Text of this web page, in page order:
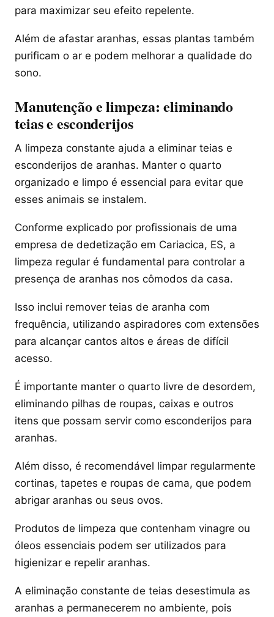
para maximizar seu efeito repelente.
Além de afastar aranhas, essas plantas também
purificam o ar e podem melhorar a qualidade do
sono.
Manutenção e limpeza: eliminando
teias e esconderijos
A limpeza constante ajuda a eliminar teias e
esconderijos de aranhas. Manter o quarto
organizado e limpo é essencial para evitar que
esses animais se instalem.
Conforme explicado por profissionais de uma
empresa de dedetização em Cariacica, ES, a
limpeza regular é fundamental para controlar a
presença de aranhas nos cômodos da casa.
Isso inclui remover teias de aranha com
frequência, utilizando aspiradores com extensões
para alcançar cantos altos e áreas de difícil
acesso.
É importante manter o quarto livre de desordem,
eliminando pilhas de roupas, caixas e outros
itens que possam servir como esconderijos para
aranhas.
Além disso, é recomendável limpar regularmente
cortinas, tapetes e roupas de cama, que podem
abrigar aranhas ou seus ovos.
Produtos de limpeza que contenham vinagre ou
óleos essenciais podem ser utilizados para
higienizar e repelir aranhas.
A eliminação constante de teias desestimula as
aranhas a permanecerem no ambiente, pois